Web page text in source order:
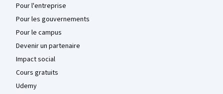
Pour l'entreprise
Pour les gouvernements
Pour le campus
Devenir un partenaire
Impact social
Cours gratuits
Udemy